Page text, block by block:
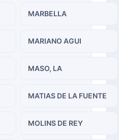
MARBELLA
MARIANO AGUI
MASO, LA
MATIAS DE LA FUENTE
MOLINS DE REY